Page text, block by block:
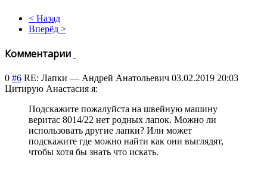
< Назад
Вперёд >
Комментарии
0 #6 RE: Лапки — Андрей Анатольевич 03.02.2019 20:03
Цитирую Анастасия я:
Подскажите пожалуйста на швейную машину
веритас 8014/22 нет родных лапок. Можно ли
использовать другие лапки? Или может
подскажите где можно найти как они выглядят,
чтобы хотя бы знать что искать.